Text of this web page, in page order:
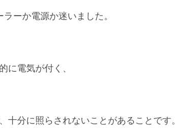
ーか電源か迷いました。
に電気が付く、
分に照らされないことがあることです。